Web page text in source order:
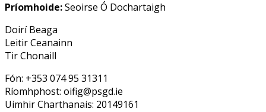
Príomhoide:Seoirse Ó Dochartaigh
Doirí Beaga
Leitir Ceanainn
Tir Chonaill
Fón: +353 074 95 31311
Ríomhphost: oifig@psgd.ie
Uimhir Charthanais: 20149161